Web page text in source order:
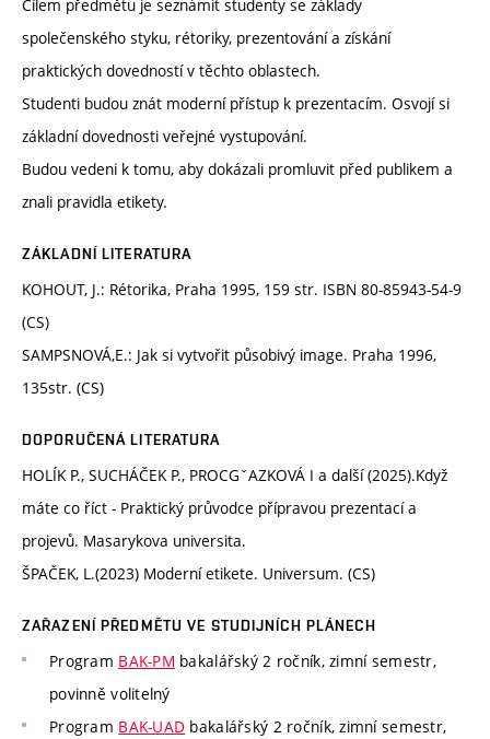
Cílem předmětu je seznámit studenty se základy
společenského styku, rétoriky, prezentování a získání
praktických dovedností v těchto oblastech.
Studenti budou znát moderní přístup k prezentacím. Osvojí si
základní dovednosti veřejné vystupování.
Budou vedeni k tomu, aby dokázali promluvit před publikem a
znali pravidla etikety.
ZÁKLADNÍ LITERATURA
KOHOUT, J.: Rétorika, Praha 1995, 159 str. ISBN 80-85943-54-9
(CS)
SAMPSNOVÁ,E.: Jak si vytvořit působivý image. Praha 1996,
135str. (CS)
DOPORUČENÁ LITERATURA
HOLÍK P., SUCHÁČEK P., PROCGˇAZKOVÁ I a další (2025).Když
máte co říct - Praktický průvodce přípravou prezentací a
projevů. Masarykova universita.
ŠPAČEK, L.(2023) Moderní etikete. Universum. (CS)
ZAŘAZENÍ PŘEDMĚTU VE STUDIJNÍCH PLÁNECH
Program BAK-PM bakalářský 2 ročník, zimní semestr,
povinně volitelný
Program BAK-UAD bakalářský 2 ročník, zimní semestr,